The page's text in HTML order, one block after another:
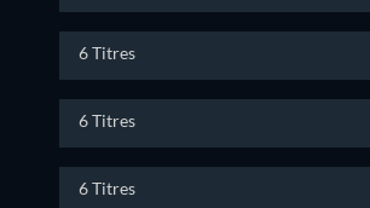
6 Titres
6 Titres
6 Titres